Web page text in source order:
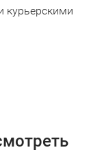
курьерскими